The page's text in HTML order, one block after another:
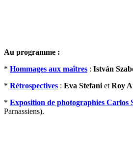
Au programme :
* Hommages aux maîtres : István
* Rétrospectives : Eva Stefani et Roy
* Exposition de photographies Carlos
Parnassiens).